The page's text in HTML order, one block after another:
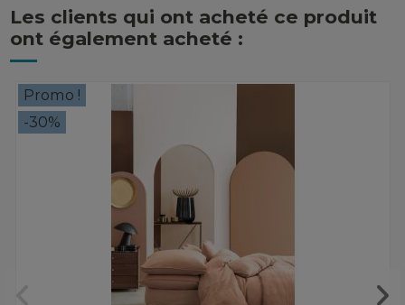
Les clients qui ont acheté ce produit
ont également acheté :
Promo !
-30%